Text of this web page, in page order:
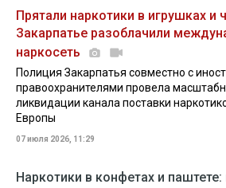
Прятали наркотики в игрушках и
Закарпатье разоблачили
наркосеть
Полиция Закарпатья совместно с
правоохранителями провела
ликвидации канала поставки
Европы
07 июля 2026, 11:29
Наркотики в конфетах и